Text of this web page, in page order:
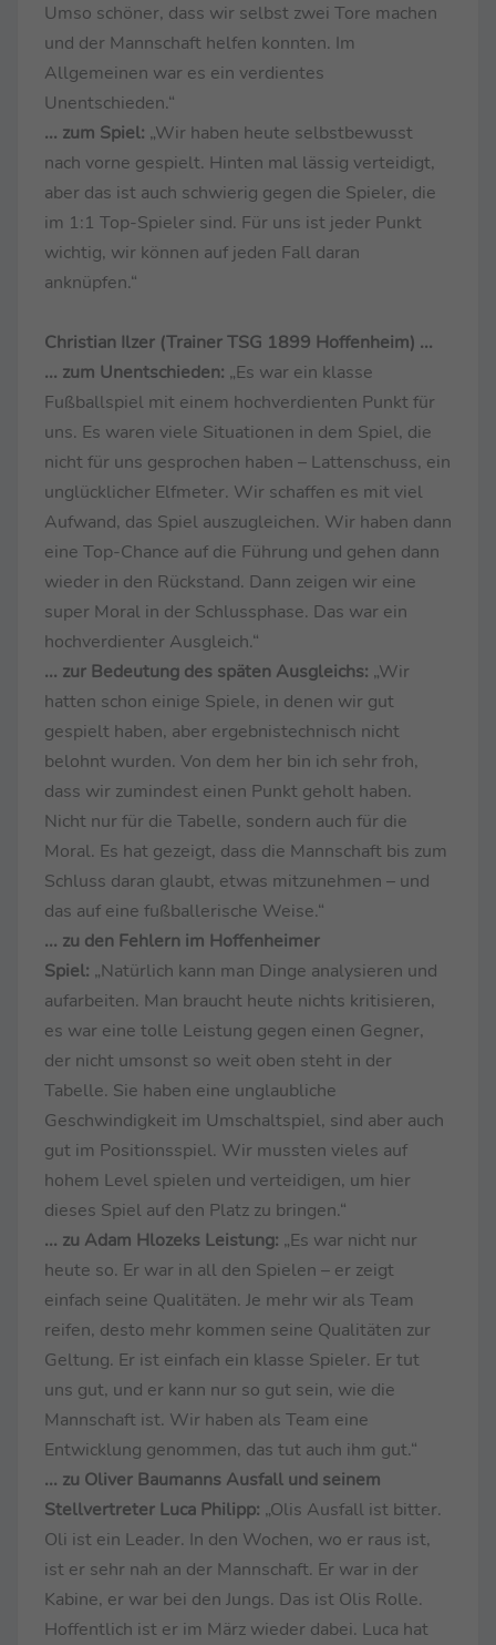
Umso schöner, dass wir selbst zwei Tore machen
und der Mannschaft helfen konnten. Im
Allgemeinen war es ein verdientes
Unentschieden.“
... zum Spiel: „Wir haben heute selbstbewusst
nach vorne gespielt. Hinten mal lässig verteidigt,
aber das ist auch schwierig gegen die Spieler, die
im 1:1 Top-Spieler sind. Für uns ist jeder Punkt
wichtig, wir können auf jeden Fall daran
anknüpfen.“
Christian Ilzer (Trainer TSG 1899 Hoffenheim) ...
... zum Unentschieden: „Es war ein klasse
Fußballspiel mit einem hochverdienten Punkt für
uns. Es waren viele Situationen in dem Spiel, die
nicht für uns gesprochen haben – Lattenschuss, ein
unglücklicher Elfmeter. Wir schaffen es mit viel
Aufwand, das Spiel auszugleichen. Wir haben dann
eine Top-Chance auf die Führung und gehen dann
wieder in den Rückstand. Dann zeigen wir eine
super Moral in der Schlussphase. Das war ein
hochverdienter Ausgleich.“
... zur Bedeutung des späten Ausgleichs: „Wir
hatten schon einige Spiele, in denen wir gut
gespielt haben, aber ergebnistechnisch nicht
belohnt wurden. Von dem her bin ich sehr froh,
dass wir zumindest einen Punkt geholt haben.
Nicht nur für die Tabelle, sondern auch für die
Moral. Es hat gezeigt, dass die Mannschaft bis zum
Schluss daran glaubt, etwas mitzunehmen – und
das auf eine fußballerische Weise.“
... zu den Fehlern im Hoffenheimer
Spiel: „Natürlich kann man Dinge analysieren und
aufarbeiten. Man braucht heute nichts kritisieren,
es war eine tolle Leistung gegen einen Gegner,
der nicht umsonst so weit oben steht in der
Tabelle. Sie haben eine unglaubliche
Geschwindigkeit im Umschaltspiel, sind aber auch
gut im Positionsspiel. Wir mussten vieles auf
hohem Level spielen und verteidigen, um hier
dieses Spiel auf den Platz zu bringen.“
... zu Adam Hlozeks Leistung: „Es war nicht nur
heute so. Er war in all den Spielen – er zeigt
einfach seine Qualitäten. Je mehr wir als Team
reifen, desto mehr kommen seine Qualitäten zur
Geltung. Er ist einfach ein klasse Spieler. Er tut
uns gut, und er kann nur so gut sein, wie die
Mannschaft ist. Wir haben als Team eine
Entwicklung genommen, das tut auch ihm gut.“
... zu Oliver Baumanns Ausfall und seinem
Stellvertreter Luca Philipp: „Olis Ausfall ist bitter.
Oli ist ein Leader. In den Wochen, wo er raus ist,
ist er sehr nah an der Mannschaft. Er war in der
Kabine, er war bei den Jungs. Das ist Olis Rolle.
Hoffentlich ist er im März wieder dabei. Luca hat